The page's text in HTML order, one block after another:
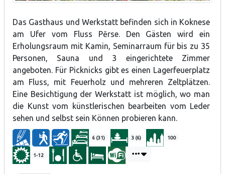
Das Gasthaus und Werkstatt befinden sich in Koknese
am Ufer vom Fluss Pērse. Den Gästen wird ein
Erholungsraum mit Kamin, Seminarraum für bis zu 35
Personen, Sauna und 3 eingerichtete Zimmer
angeboten. Für Picknicks gibt es einen Lagerfeuerplatz
am Fluss, mit Feuerholz und mehreren Zeltplätzen.
Eine Besichtigung der Werkstatt ist möglich, wo man
die Kunst vom künstlerischen bearbeiten vom Leder
sehen und selbst sein Können probieren kann.
6 (31) 3 (6) 100
1-12